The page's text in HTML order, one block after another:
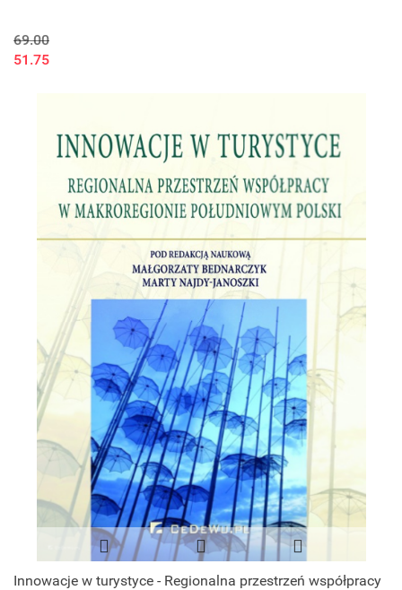
69.00
51.75
Innowacje w turystyce - Regionalna przestrzeń współpracy